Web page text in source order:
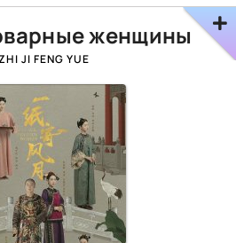
женщины
JI FENG YUE